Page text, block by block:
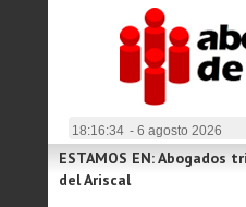
18:16:34 - 6 agosto 2026
ESTAMOS EN: Abogados
del Ariscal